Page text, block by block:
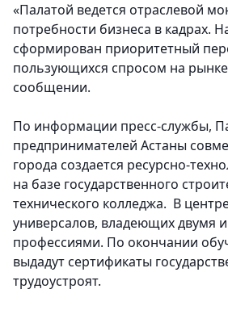
«Палатой ведется отраслевой
потребности бизнеса в кадрах.
сформирован приоритетный
пользующихся спросом на
сообщении.
По информации пресс-службы,
предпринимателей Астаны
города создается ресурсно-
на базе государственного
технического колледжа. В
универсалов, владеющих двумя
профессиями. По окончании
выдадут сертификаты
трудоустроят.